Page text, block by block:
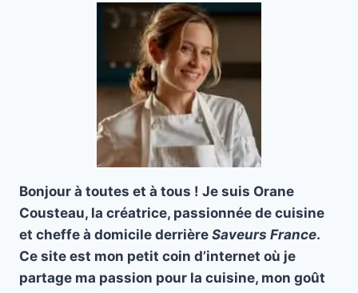
Bonjour à toutes et à tous ! Je suis Orane
Cousteau, la créatrice, passionnée de cuisine
et cheffe à domicile derrière Saveurs France.
Ce site est mon petit coin d’internet où je
partage ma passion pour la cuisine, mon goût